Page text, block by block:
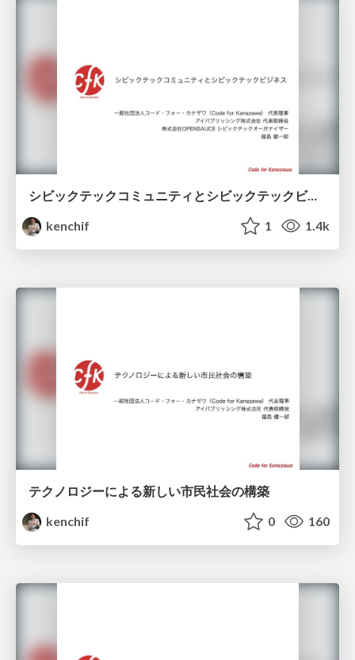
シビックテックコミュニティとシビックテックビジネス - CIVIC TECH FORUM 2018発表資料 -
kenchif
1 1.4k
テクノロジーによる新しい市民社会の構築
kenchif
0 160